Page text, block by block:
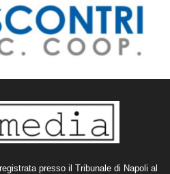
presso il Tribunale di Napoli al